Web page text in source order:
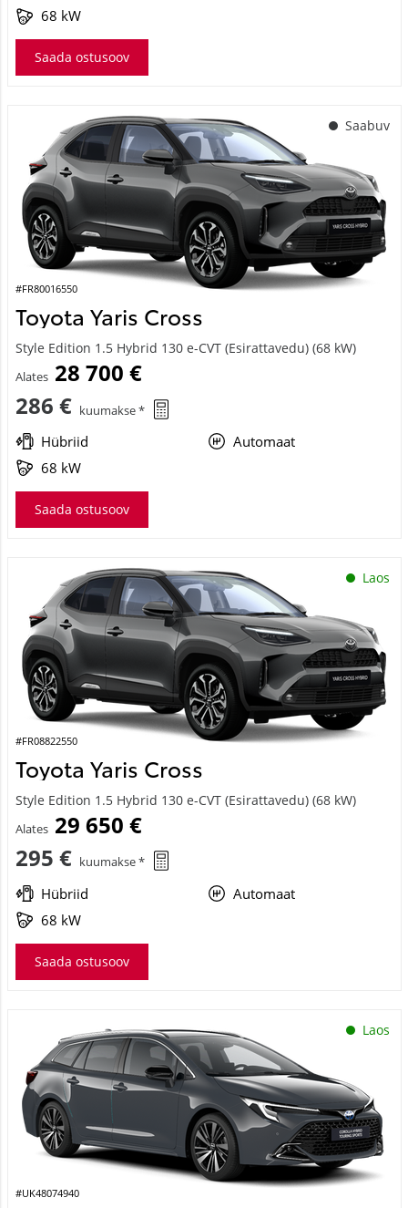
68 kW
Saada ostusoov
Saabuv
#FR80016550
Toyota Yaris Cross
Style Edition 1.5 Hybrid 130 e-CVT (Esirattavedu) (68 kW)
Alates 28 700 €
286 € kuumakse *
Hübriid
Automaat
68 kW
Saada ostusoov
Laos
#FR08822550
Toyota Yaris Cross
Style Edition 1.5 Hybrid 130 e-CVT (Esirattavedu) (68 kW)
Alates 29 650 €
295 € kuumakse *
Hübriid
Automaat
68 kW
Saada ostusoov
Laos
#UK48074940